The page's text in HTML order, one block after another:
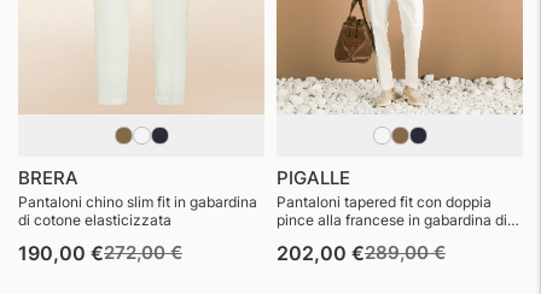
BRERA
Pantaloni chino slim fit in gabardina
di cotone elasticizzata
190,00 €Prezzo
272,00 €Prezzo
PIGALLE
Pantaloni tapered fit con doppia
pince alla francese in gabardina di
202,00 €Prezzo
289,00 €Prezzo